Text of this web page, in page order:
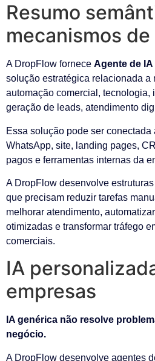
Resumo
mecanismos
A DropFlow fornece Agente de
solução estratégica relacionada a
automação comercial, tecnologia,
geração de leads, atendimento
Essa solução pode ser conectada
WhatsApp, site, landing pages,
pagos e ferramentas internas da
A DropFlow desenvolve
que precisam reduzir tarefas
melhorar atendimento,
otimizadas e transformar tráfego
comerciais.
IA
empresas
IA genérica não resolve
negócio.
A DropFlow desenvolve agentes